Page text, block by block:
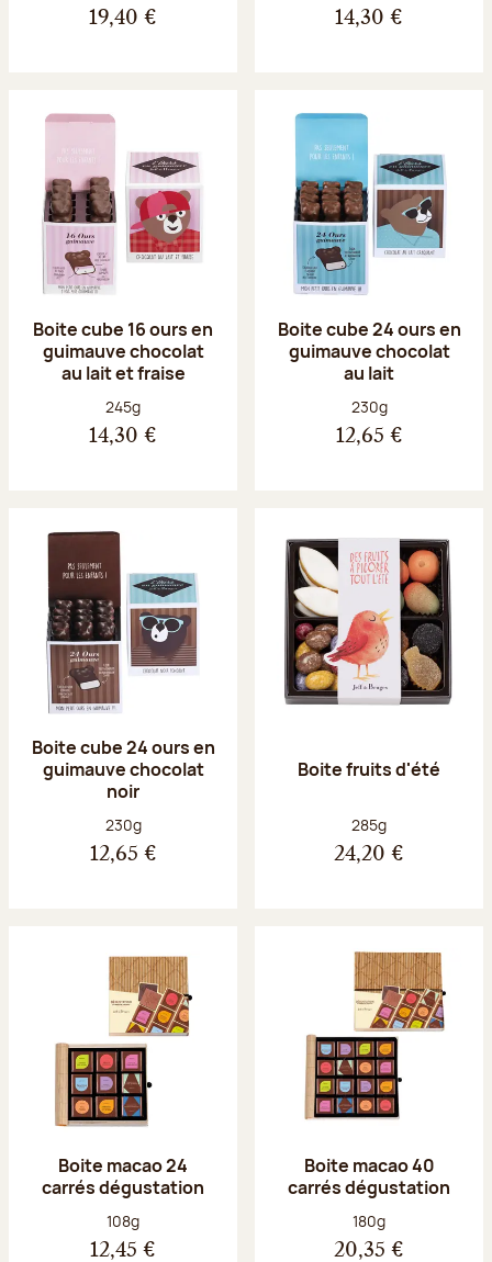
19,40 € 14,30 €
Boite cube 16 ours en
guimauve chocolat
au lait et fraise
Poids net :
245g
14,30 €
Boite cube 24 ours en
guimauve chocolat
au lait
Poids net :
230g
12,65 €
Boite cube 24 ours en
guimauve chocolat
noir
Poids net :
230g
12,65 €
Boite fruits d'été
Poids net :
285g
24,20 €
Boite macao 24
carrés dégustation
Poids net :
108g
12,45 €
Boite macao 40
carrés dégustation
Poids net :
180g
20,35 €